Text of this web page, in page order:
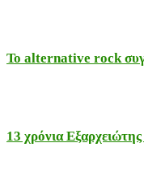
Το alternative rock
13 χρόνια